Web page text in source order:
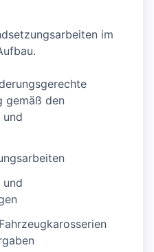
im
gemäß den
und